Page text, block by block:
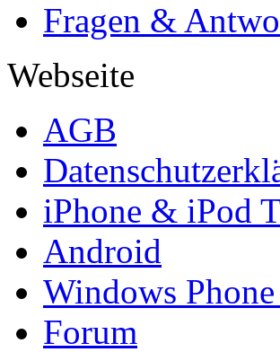
Fragen &
Webseite
AGB
iPhone & iPod
Android
Windows
Forum